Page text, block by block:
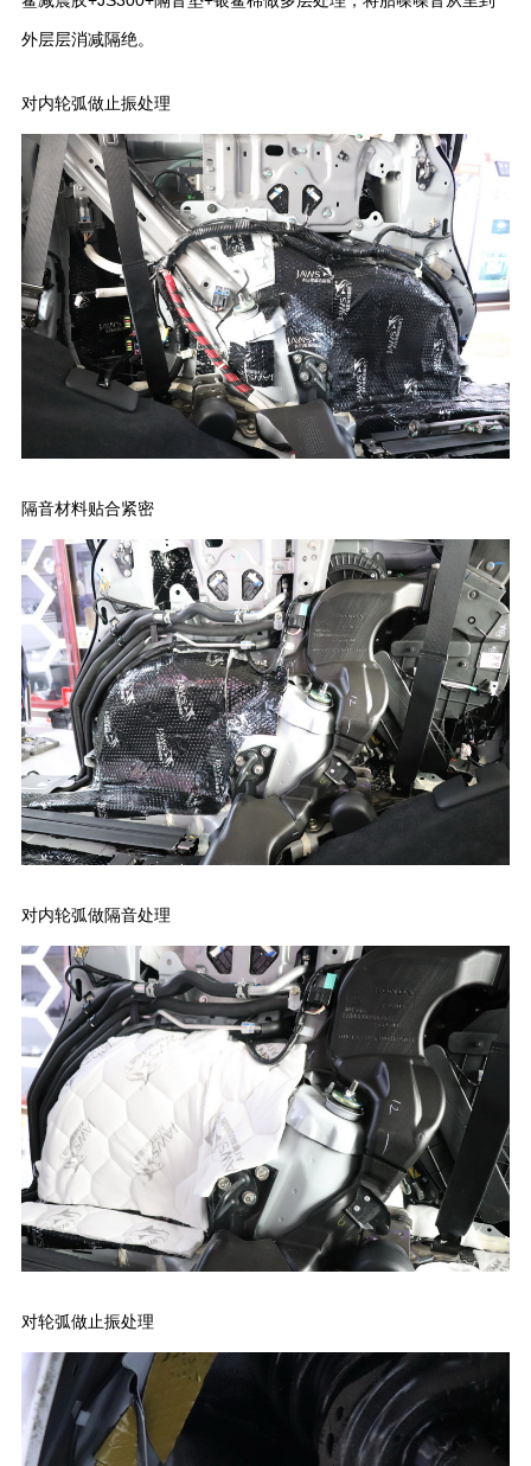
外层层消减隔绝。
对内轮弧做止振处理
隔音材料贴合紧密
对内轮弧做隔音处理
对轮弧做止振处理